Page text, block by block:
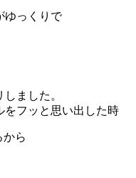
ゆっくりで
ました。
をフッと思い出した時
から